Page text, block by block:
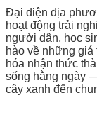
Đại diện địa
hoạt động trải
người dân, học
hào về những giá
hóa nhận thức
sống hằng ngày
cây xanh đến